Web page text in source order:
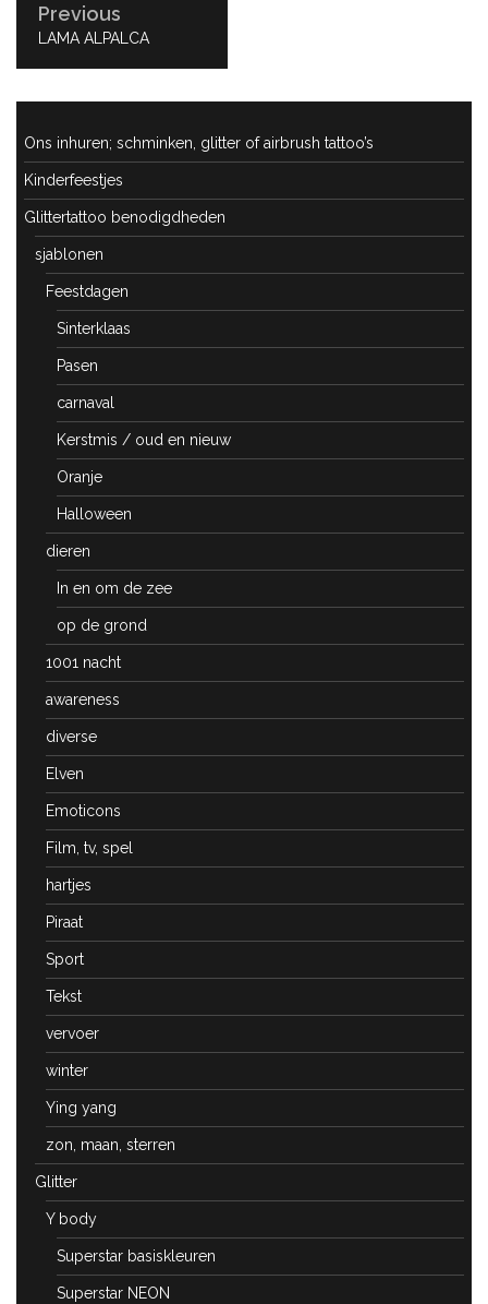
Previous
PREVIOUS
LAMA ALPALCA
Ons inhuren; schminken, glitter of airbrush tattoo’s
Kinderfeestjes
Glittertattoo benodigdheden
sjablonen
Feestdagen
Sinterklaas
Pasen
carnaval
Kerstmis / oud en nieuw
Oranje
Halloween
dieren
In en om de zee
op de grond
1001 nacht
awareness
diverse
Elven
Emoticons
Film, tv, spel
hartjes
Piraat
Sport
Tekst
vervoer
winter
Ying yang
zon, maan, sterren
Glitter
Y body
Superstar basiskleuren
Superstar NEON